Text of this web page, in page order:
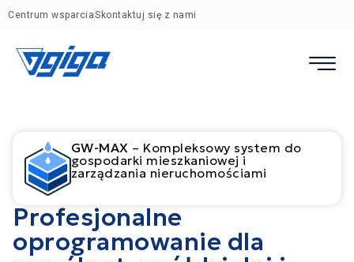
Centrum wsparciaSkontaktuj się z nami
GW-MAX – Kompleksowy system do
gospodarki mieszkaniowej i
zarządzania nieruchomościami
Profesjonalne
oprogramowanie dla